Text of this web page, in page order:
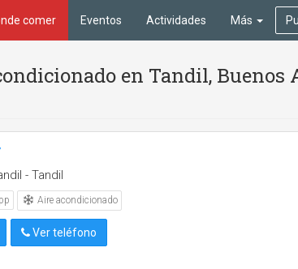
comer Eventos Actividades Más
en Tandil, Buenos
- Tandil
Aire acondicionado
Ver teléfono